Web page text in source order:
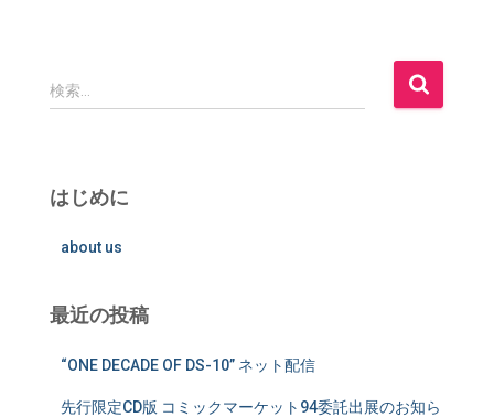
検
索
検索…
はじめに
about us
最近の投稿
“ONE DECADE OF DS-10” ネット配信
先行限定CD版 コミックマーケット94委託出展のお知ら